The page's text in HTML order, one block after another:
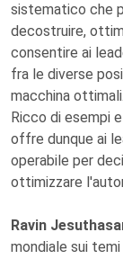
sistematico che
decostruire,
consentire ai
fra le diverse
macchina ottimali.
Ricco di esempi
offre dunque ai
operabile per
ottimizzare
Ravin
mondiale sui